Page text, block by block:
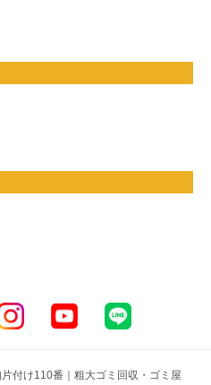
付け110番｜粗大ゴミ回収・ゴミ屋